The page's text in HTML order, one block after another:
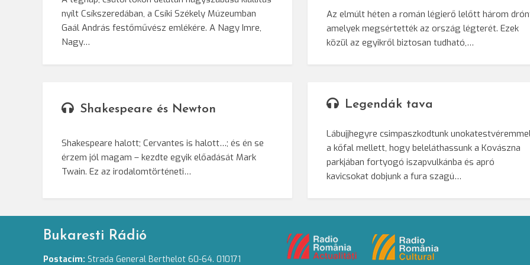
nyílt Csíkszeredában, a Csíki Székely Múzeumban
Gaál András festőművész emlékére. A Nagy Imre,
Nagy…
Az elmúlt héten a román légierő lelőtt három
amelyek megsértették az ország légterét. Ezek
közül az egyikről biztosan tudható,…
Shakespeare és Newton
Shakespeare halott; Cervantes is halott…; és én se
érzem jól magam – kezdte egyik előadását Mark
Twain. Ez az irodalomtörténeti…
Legendák tava
Lábujjhegyre csimpaszkodtunk
a kőfal mellett, hogy beleláthassunk a Kovászna
parkjában fortyogó iszapvulkánba és apró
kavicsokat dobjunk a fura szagú…
Bukaresti Rádió
Postacím: Strada General Berthelot 60-64. 010171